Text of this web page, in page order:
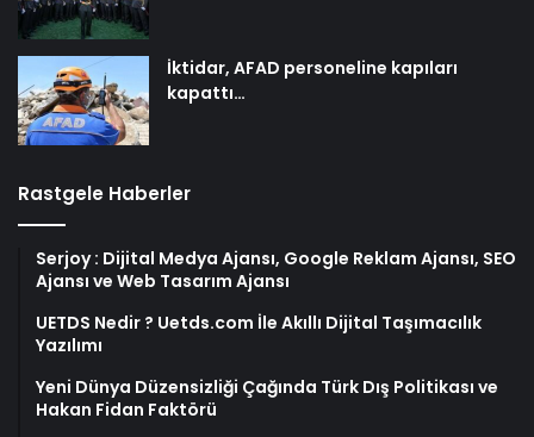
İktidar, AFAD personeline kapıları
kapattı…
Rastgele Haberler
Serjoy : Dijital Medya Ajansı, Google Reklam Ajansı, SEO
Ajansı ve Web Tasarım Ajansı
UETDS Nedir ? Uetds.com İle Akıllı Dijital Taşımacılık
Yazılımı
Yeni Dünya Düzensizliği Çağında Türk Dış Politikası ve
Hakan Fidan Faktörü